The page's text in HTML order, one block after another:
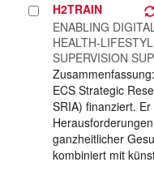
Projekt
auswählen
H2TRAIN
ENABLING
HEALTH-
SUPERVISION
ECS Strategic
SRIA) finanziert.
ganzheitlicher
kombiniert mit